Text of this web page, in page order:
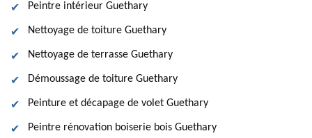
Peintre intérieur Guethary
Nettoyage de toiture Guethary
Nettoyage de terrasse Guethary
Démoussage de toiture Guethary
Peinture et décapage de volet Guethary
Peintre rénovation boiserie bois Guethary